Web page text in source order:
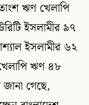
ঋণ খেলাপি
ইসলামীর ৯৭
ইসলামীর ৬২
ঋণ ৪৮
গেছে,